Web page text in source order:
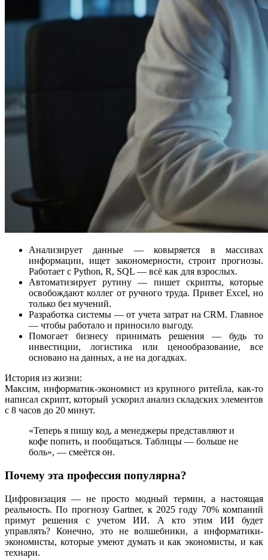
Анализирует данные — ковыряется в массивах
информации, ищет закономерности, строит прогнозы.
Работает с Python, R, SQL — всё как для взрослых.
Автоматизирует рутину — пишет скрипты, которые
освобождают коллег от ручного труда. Привет Excel, но
только без мучений.
Разработка системы — от учета затрат на CRM. Главное
— чтобы работало и приносило выгоду.
Помогает бизнесу принимать решения — будь то
инвестиции, логистика или ценообразование, все
основано на данных, а не на догадках.
История из жизни:
Максим, информатик-экономист из крупного ритейла, как-то
написал скрипт, который ускорил анализ складских элементов
с 8 часов до 20 минут.
«Теперь я пишу код, а менеджеры представляют и
кофе попить, и пообщаться. Таблицы — больше не
боль», — смеётся он.
Почему эта профессия популярна?
Цифровизация — не просто модный термин, а настоящая
реальность. По прогнозу Gartner, к 2025 году 70% компаний
примут решения с учетом ИИ. А кто этим ИИ будет
управлять? Конечно, это не волшебники, а информатики-
экономисты, которые умеют думать и как экономисты, и как
технари.